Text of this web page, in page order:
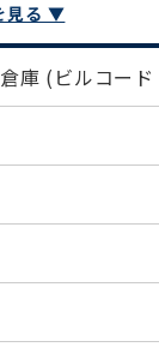
見る ▼
庫 (ビルコー